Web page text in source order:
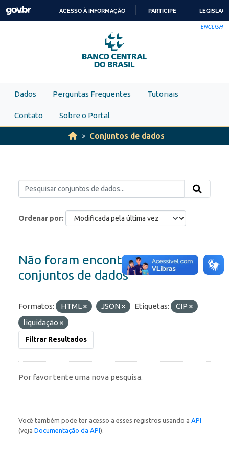
Skip to main content
PARA
O
CONTEÚDO
ACESSO À INFORMAÇÃO PARTICIPE
ENGLISH
Dados Perguntas Frequentes Tutoriais
Contato Sobre o Portal
Conjuntos de dados
Ordenar por
Não foram encontrados
conjuntos de dados
Formatos: HTML JSON Etiquetas:
CIP
liquidação
Filtrar Resultados
Por favor tente uma nova pesquisa.
Você também pode ter acesso a esses registros usando a API
(veja Documentação da API).